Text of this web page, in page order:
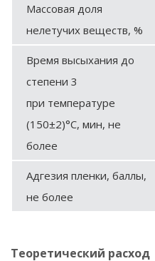
Массовая доля
нелетучих веществ, %
Время высыхания до
степени 3
при температуре
(150±2)°С, мин, не
более
Адгезия пленки, баллы,
не более
Теоретический расход